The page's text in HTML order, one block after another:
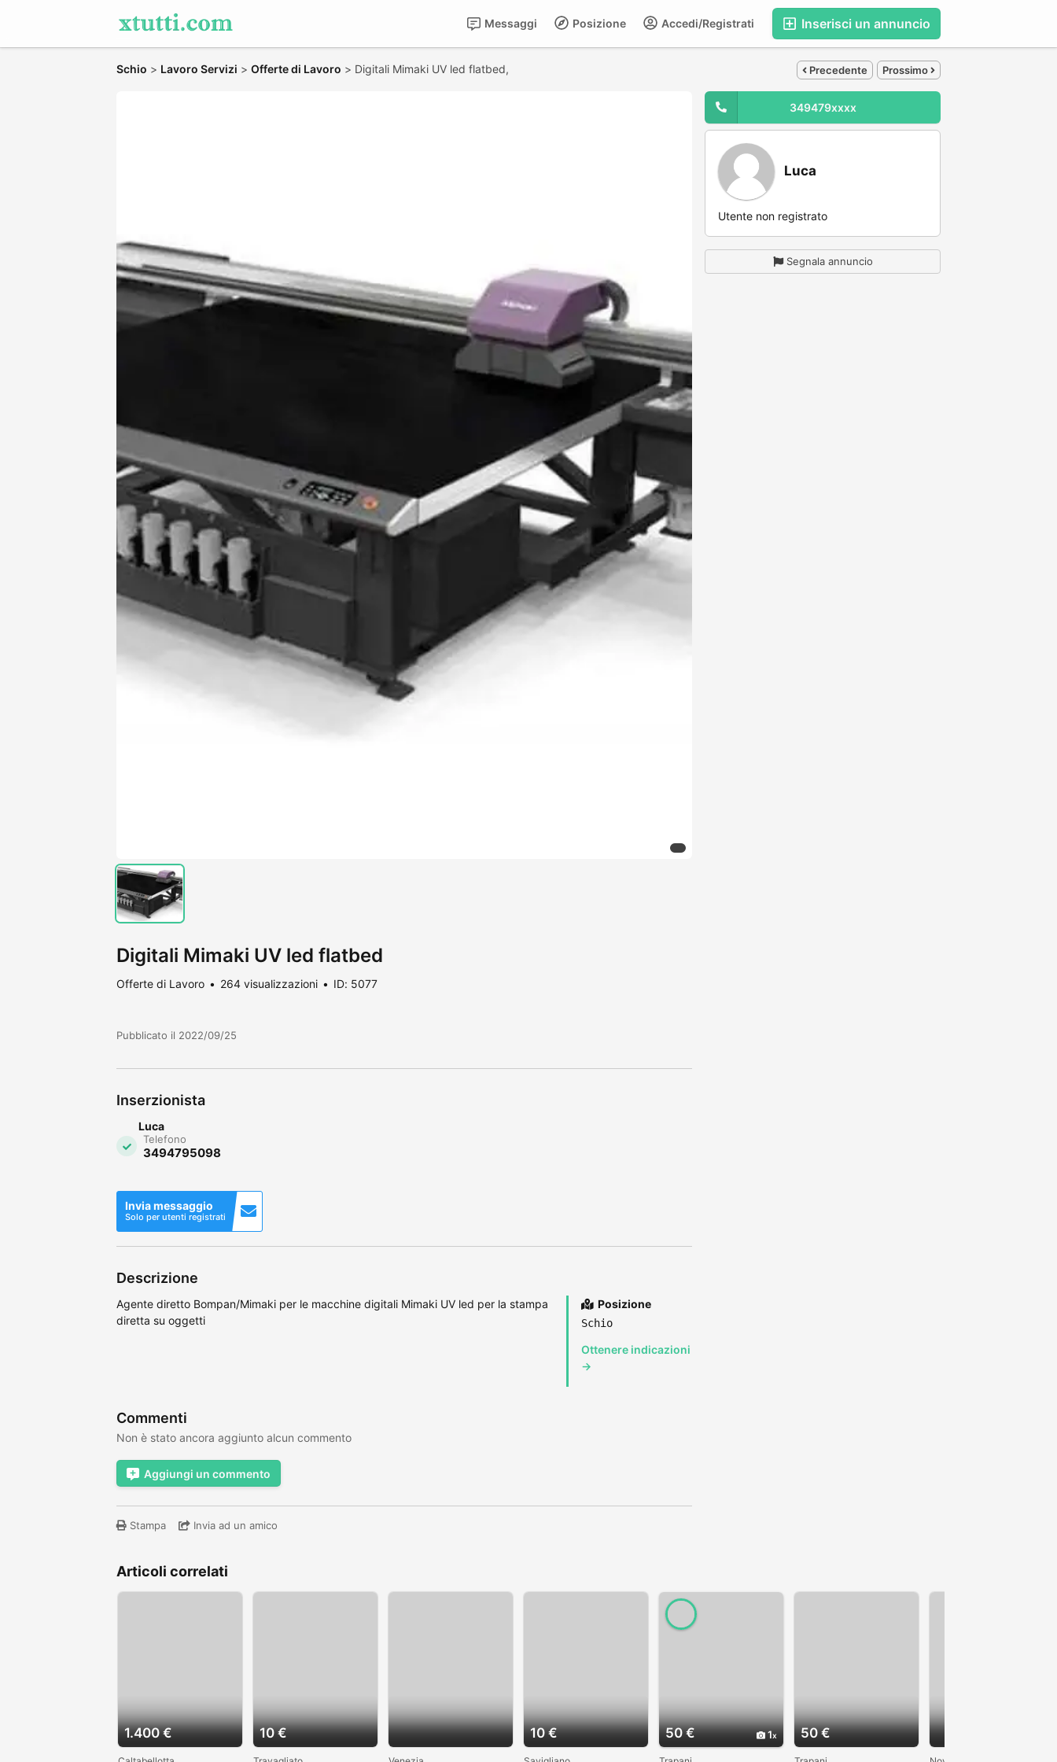
Inserisci un annuncio
Accedi/Registrati
Posizione
Messaggi
Schio > Lavoro Servizi > Offerte di Lavoro > Digitali Mimaki UV led flatbed, Precedente Prossimo
Digitali Mimaki UV led flatbed
Offerte di Lavoro 264 visualizzazioni ID: 5077
Pubblicato il 2022/09/25
Inserzionista
Luca
Telefono
3494795098
Invia messaggio
Solo per utenti registrati
Descrizione
Agente diretto Bompan/Mimaki per le macchine digitali Mimaki UV led per la stampa
diretta su oggetti
Posizione
Schio
Ottenere indicazioni
→
Commenti
Non è stato ancora aggiunto alcun commento
Aggiungi un commento
Stampa Invia ad un amico
349479xxxx
Luca
Utente non registrato
Segnala annuncio
Articoli correlati
1.400 € 10 € 10 € 50 € 1 50 €